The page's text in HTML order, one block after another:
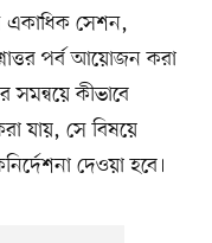
একাধিক সেশন,
পর্ব আয়োজন করা
কীভাবে
যায়, সে বিষয়ে
দেওয়া হবে।